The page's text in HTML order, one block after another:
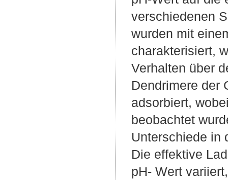
verschiedenen
wurden mit
charakterisiert,
Verhalten über
Dendrimere der
adsorbiert,
beobachtet
Unterschiede in
Die effektive
pH- Wert